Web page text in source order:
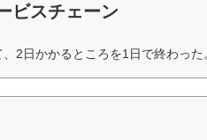
ビスチェーン
2日かかるところを1日で終わった